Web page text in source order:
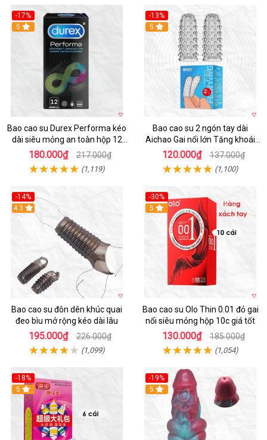
-17%
Hot
5
Bao cao su Durex Performa kéo
dài siêu mỏng an toàn hộp 12
cái
180.000₫ 217.000₫
(1,119)
-13%
5
Bao cao su 2 ngón tay dài
Aichao Gai nổi lớn Tăng khoái
cảm
120.000₫ 137.000₫
(1,100)
-14%
4.3
Bao cao su đôn dên khúc quai
đeo bìu mở rộng kéo dài lâu
195.000₫ 226.000₫
(1,099)
-30%
5
Bao cao su Olo Thin 0.01 đỏ gai
nổi siêu mỏng hộp 10c giá tốt
130.000₫ 185.000₫
(1,054)
-18%
Hot
5
-19%
5